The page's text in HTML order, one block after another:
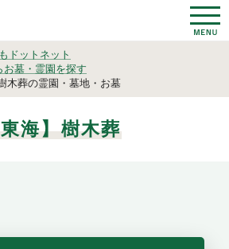
ドットネット
墓・霊園を探す
木葬の霊園・墓地・お墓
海】樹木葬